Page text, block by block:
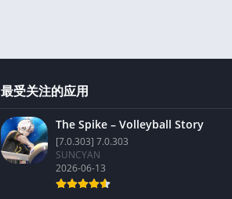
最受关注的应用
The Spike – Volleyball Story
[7.0.303] 7.0.303
SUNCYAN
2026-06-13